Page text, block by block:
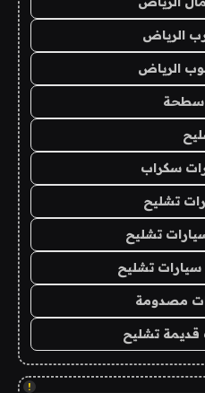
الرياض
الرياض
سطحة
سكراب
تشليح
تشليح
سيارات تشليح
مصدومة
قديمة تشليح
!